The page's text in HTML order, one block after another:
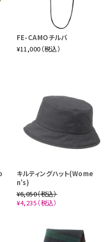
FE-CAMOチルバ
¥11,000（税込）
キルティングハット(Wome
n's)
¥6,050（税込）
¥4,235（税込）